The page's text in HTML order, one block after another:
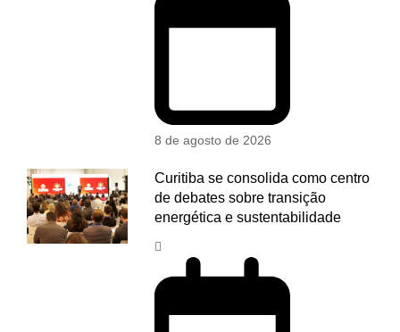
8 de agosto de 2026
Curitiba se consolida como centro
de debates sobre transição
energética e sustentabilidade